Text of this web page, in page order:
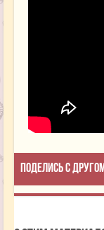
Поделись с